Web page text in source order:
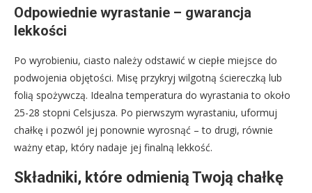
Odpowiednie wyrastanie – gwarancja
lekkości
Po wyrobieniu, ciasto należy odstawić w ciepłe miejsce do
podwojenia objętości. Misę przykryj wilgotną ściereczką lub
folią spożywczą. Idealna temperatura do wyrastania to około
25-28 stopni Celsjusza. Po pierwszym wyrastaniu, uformuj
chałkę i pozwól jej ponownie wyrosnąć – to drugi, równie
ważny etap, który nadaje jej finalną lekkość.
Składniki, które odmienią Twoją chałkę